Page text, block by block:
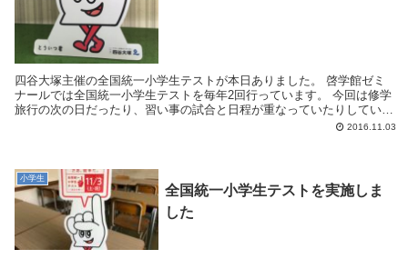
四谷大塚主催の全国統一小学生テストが本日ありました。 啓学館ゼミ
ナールでは全国統一小学生テストを毎年2回行っています。 今回は修学
旅行の次の日だったり、習い事の試合と日程が重なっていたりしている
2016.11.03
小学生
全国統一小学生テストを実施しま
した